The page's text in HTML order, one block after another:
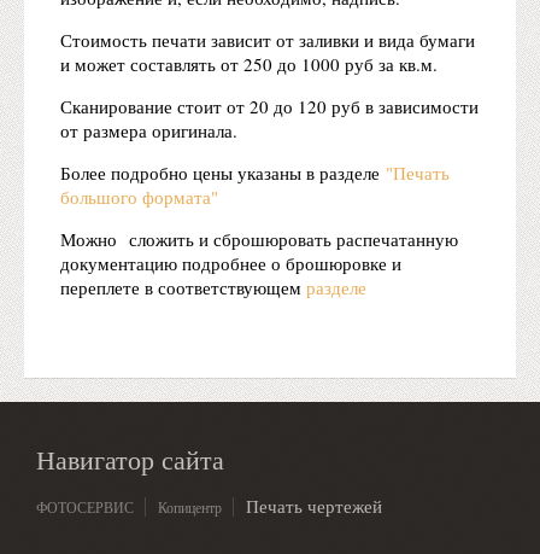
Стоимость печати зависит от заливки и вида бумаги
и может составлять от 250 до 1000 руб за кв.м.
Сканирование стоит от 20 до 120 руб в зависимости
от размера оригинала.
Более подробно цены указаны в разделе "Печать
большого формата"
Можно сложить и сброшюровать распечатанную
документацию подробнее о брошюровке и
переплете в соответствующем разделе
Навигатор сайта
ФОТОСЕРВИС Копицентр Печать чертежей